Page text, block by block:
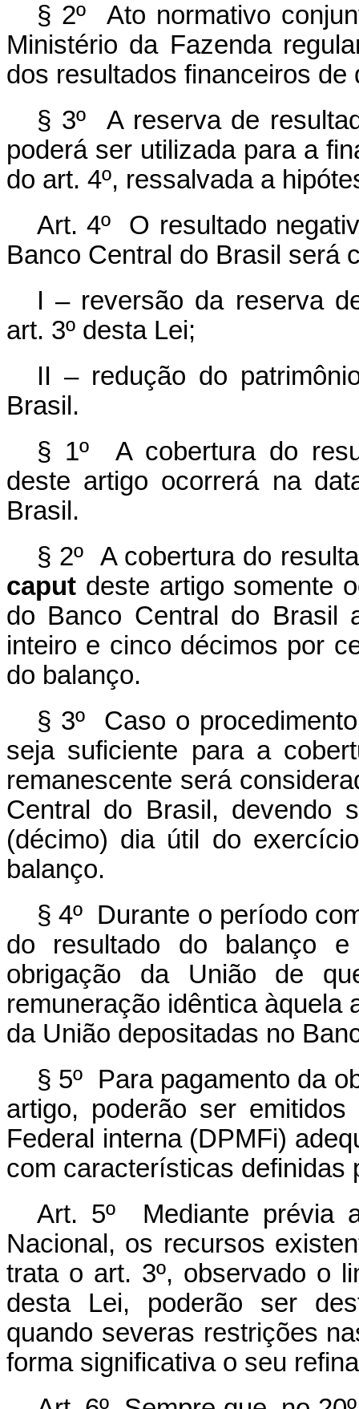
§ 2º Ato normativo
Ministério da Fazenda
dos resultados financeiros de
§ 3º A reserva de
poderá ser utilizada para a
do art. 4º, ressalvada a
Art. 4º O resultado
Banco Central do Brasil será
I – reversão da reserva
art. 3º desta Lei;
II – redução do
Brasil.
§ 1º A cobertura do
deste artigo ocorrerá na
Brasil.
§ 2º A cobertura do
caput deste artigo somente
do Banco Central do Brasil
inteiro e cinco décimos por
do balanço.
§ 3º Caso o
seja suficiente para a
remanescente será
Central do Brasil, devendo
(décimo) dia útil do
balanço.
§ 4º Durante o período
do resultado do balanço
obrigação da União de
remuneração idêntica àquela
da União depositadas no
§ 5º Para pagamento da
artigo, poderão ser
Federal interna (DPMFi)
com características definidas
Art. 5º Mediante prévia
Nacional, os recursos
trata o art. 3º, observado o
desta Lei, poderão ser
quando severas restrições
forma significativa o seu